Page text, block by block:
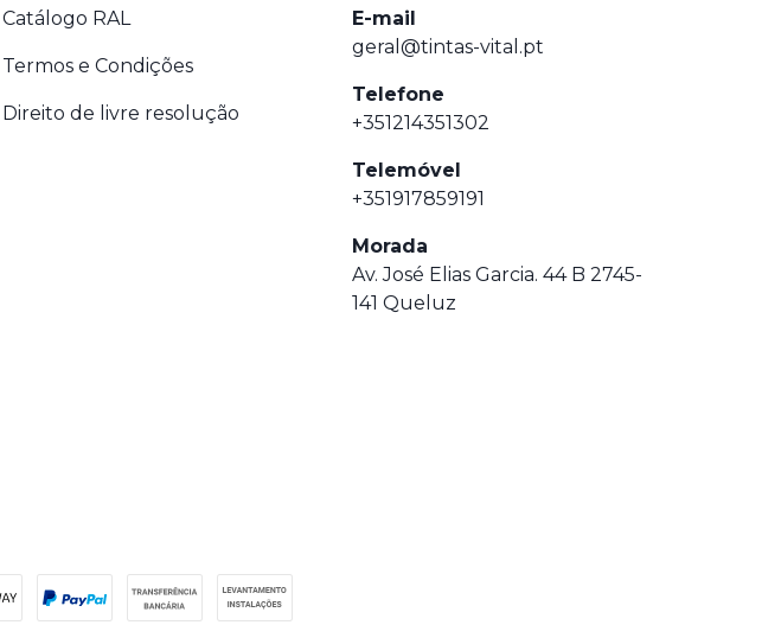
Catálogo RAL
Termos e Condições
Direito de livre resolução
E-mail
geral@tintas-vital.pt
Telefone
+351214351302
Telemóvel
+351917859191
Morada
Av. José Elias Garcia. 44 B 2745-
141 Queluz